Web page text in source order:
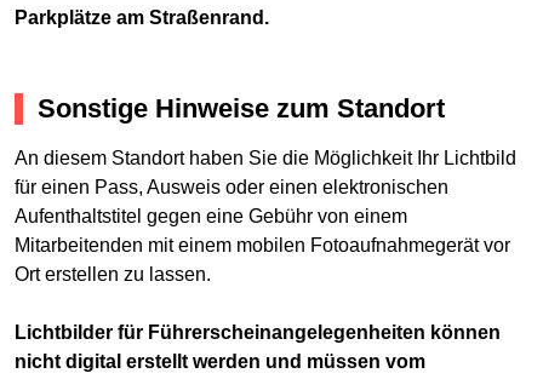
Parkplätze am Straßenrand.
Sonstige Hinweise zum Standort
An diesem Standort haben Sie die Möglichkeit Ihr Lichtbild
für einen Pass, Ausweis oder einen elektronischen
Aufenthaltstitel gegen eine Gebühr von einem
Mitarbeitenden mit einem mobilen Fotoaufnahmegerät vor
Ort erstellen zu lassen.
Lichtbilder für Führerscheinangelegenheiten können
nicht digital erstellt werden und müssen vom